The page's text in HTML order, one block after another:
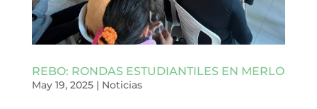
REBO: RONDAS ESTUDIANTILES EN MERLO
May 19, 2025| Noticias